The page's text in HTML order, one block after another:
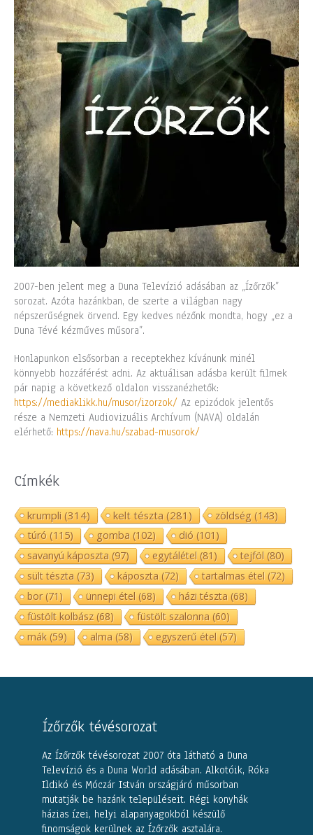
2007-ben jelent meg a Duna Televízió adásában az „Ízőrzők”
sorozat. Azóta hazánkban, de szerte a világban nagy
népszerűségnek örvend. Egy kedves nézőnk mondta, hogy „ez a
Duna Tévé kézműves műsora”.
Honlapunkon elsősorban a receptekhez kívánunk minél
könnyebb hozzáférést adni. Az aktuálisan adásba került filmek
pár napig a következő oldalon visszanézhetők:
https://mediaklikk.hu/musor/izorzok/ Az epizódok jelentős
része a Nemzeti Audiovizuális Archívum (NAVA) oldalán
elérhető: https://nava.hu/szabad-musorok/
Címkék
krumpli (314) kelt tészta (281) zöldség (143)
túró (115) gomba (102) dió (101)
savanyú káposzta (97) egytálétel (81) tejföl (80)
sült tészta (73) káposzta (72) tartalmas étel (72)
bor(71) ünnepi étel (68) házi tészta (68)
füstölt kolbász(68) füstölt szalonna (60)
mák(59) alma (58) egyszerű étel (57)
Ízőrzők tévésorozat
Az Ízőrzők tévésorozat 2007 óta látható a Duna
Televízió és a Duna World adásában. Alkotóik, Róka
Ildikó és Móczár István országjáró műsorban
mutatják be hazánk településeit. Régi konyhák
házias ízei, helyi alapanyagokból készülő
finomságok kerülnek az Ízőrzők asztalára.